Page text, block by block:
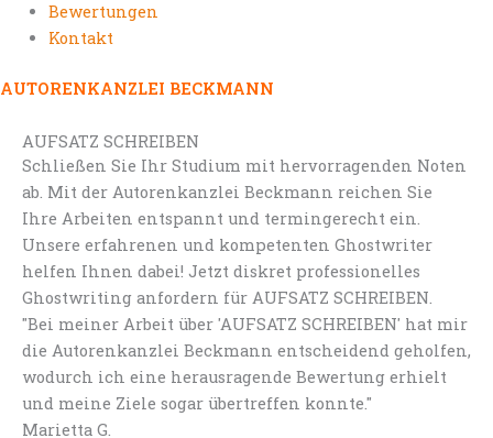
Bewertungen
Kontakt
AUTORENKANZLEI BECKMANN
AUFSATZ SCHREIBEN
Schließen Sie Ihr Studium mit hervorragenden Noten
ab. Mit der Autorenkanzlei Beckmann reichen Sie
Ihre Arbeiten entspannt und termingerecht ein.
Unsere erfahrenen und kompetenten Ghostwriter
helfen Ihnen dabei! Jetzt diskret professionelles
Ghostwriting anfordern für AUFSATZ SCHREIBEN.
"Bei meiner Arbeit über 'AUFSATZ SCHREIBEN' hat mir
die Autorenkanzlei Beckmann entscheidend geholfen,
wodurch ich eine herausragende Bewertung erhielt
und meine Ziele sogar übertreffen konnte."
Marietta G.